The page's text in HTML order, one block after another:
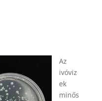
Az
ivóviz
ek
minős